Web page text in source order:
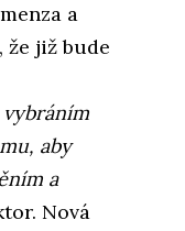
a
již bude
aby
a
Nová